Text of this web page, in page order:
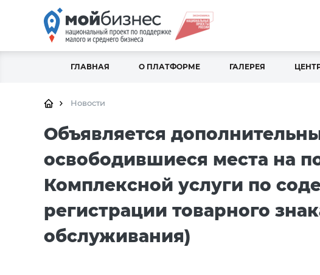
ГЛАВНАЯ О ПЛАТФОРМЕ ГАЛЕРЕЯ
Новости
Объявляется
освободившиеся места на
Комплексной услуги по
регистрации товарного
обслуживания)